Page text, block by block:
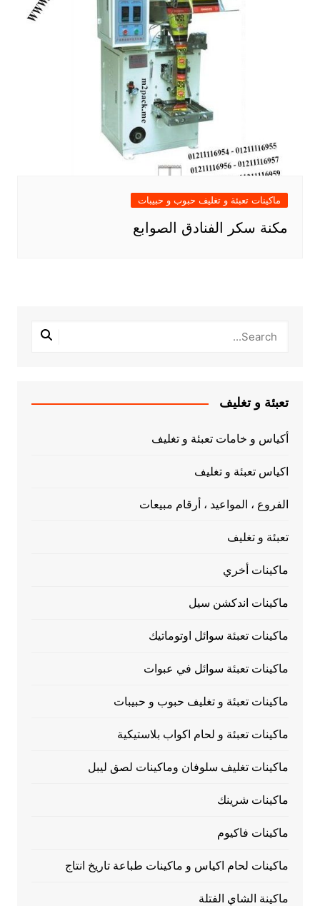
ماكينات تعبئة و تغليف حبوب و حبيبات
مكنة سكر الفنادق الصوابع
تعبئة و تغليف
أكياس و خامات تعبئة و تغليف
اكياس تعبئة و تغليف
الفروع ، المواعيد ، أرقام مبيعات
تعبئة و تغليف
ماكينات أخري
ماكينات اندكشن سيل
ماكينات تعبئة سوائل اوتوماتيك
ماكينات تعبئة سوائل في عبوات
ماكينات تعبئة و تغليف حبوب و حبيبات
ماكينات تعبئة و لحام اكواب بلاستيكية
ماكينات تغليف سلوفان وماكينات لصق ليبل
ماكينات شرينك
ماكينات فاكيوم
ماكينات لحام اكياس و ماكينات طباعة تاريخ انتاج
ماكينة الشاي الفتلة